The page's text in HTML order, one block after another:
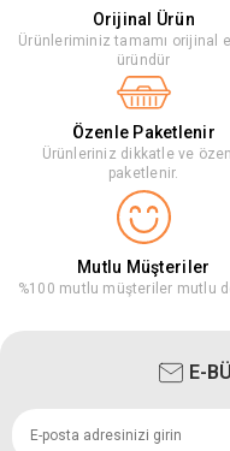
Orijinal Ürün
Ürünleriminiz tamamı orijinal
üründür
Özenle Paketlenir
Ürünleriniz dikkatle ve
paketlenir.
Mutlu Müşteriler
%100 mutlu müşteriler mutlu
E-